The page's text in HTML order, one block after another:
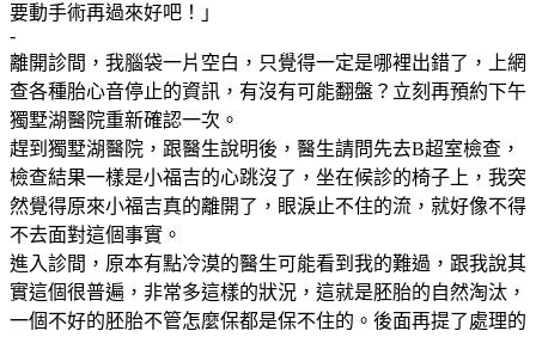
要動手術再過來好吧！」
-
離開診間，我腦袋一片空白，只覺得一定是哪裡出錯了，上網
查各種胎心音停止的資訊，有沒有可能翻盤？立刻再預約下午
獨墅湖醫院重新確認一次。
趕到獨墅湖醫院，跟醫生說明後，醫生請問先去B超室檢查，
檢查結果一樣是小福吉的心跳沒了，坐在候診的椅子上，我突
然覺得原來小福吉真的離開了，眼淚止不住的流，就好像不得
不去面對這個事實。
進入診間，原本有點冷漠的醫生可能看到我的難過，跟我說其
實這個很普遍，非常多這樣的狀況，這就是胚胎的自然淘汰，
一個不好的胚胎不管怎麼保都是保不住的。後面再提了處理的